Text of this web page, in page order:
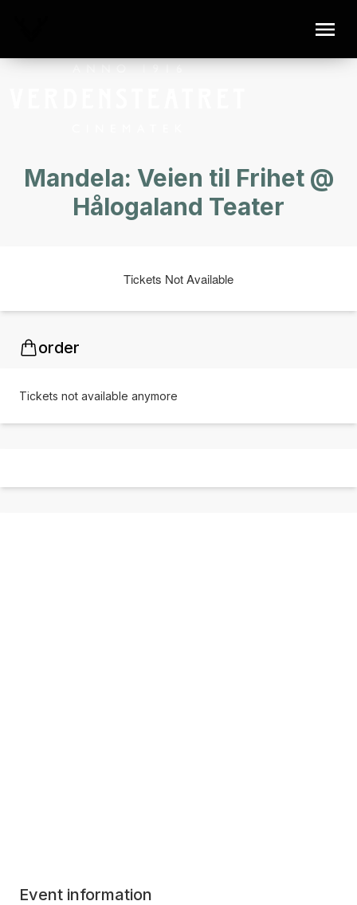
Mandela: Veien til Frihet @
Hålogaland Teater
Tickets Not Available
order
Tickets not available anymore
Event information